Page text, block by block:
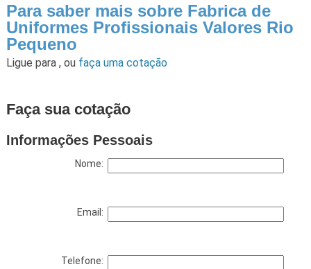
Para saber mais sobre Fabrica de
Uniformes Profissionais Valores Rio
Pequeno
Ligue para , ou faça uma cotação
Faça sua cotação
Informações Pessoais
Nome:
Email:
Telefone: